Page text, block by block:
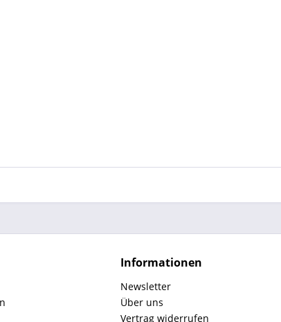
Informationen
Newsletter
Über uns
Vertrag widerrufen